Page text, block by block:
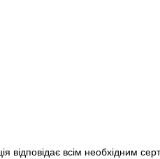
відповідає всім необхідним